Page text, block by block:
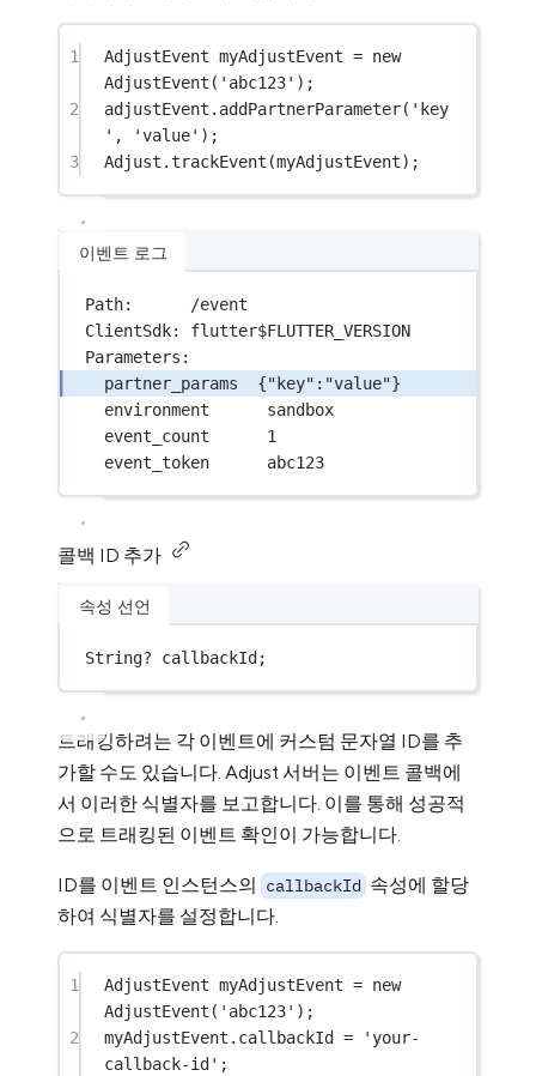
1 AdjustEvent myAdjustEvent = new
AdjustEvent ( 'abc123' );
2
adjustEvent. addPartnerParameter( 'key
' , 'value' );
3
Adjust .trackEvent (myAdjustEvent);
이벤트 로그
Path:      /event
ClientSdk: flutter$FLUTTER_VERSION
Parameters:
partner_params  {"key":"value"}
environment      sandbox
event_count      1
event_token      abc123
콜백 ID 추가
속성 선언
String? callbackId;
트래킹하려는 각 이벤트에 커스텀 문자열 ID를 추
가할 수도 있습니다. Adjust 서버는 이벤트 콜백에
서 이러한 식별자를 보고합니다. 이를 통해 성공적
으로 트래킹된 이벤트 확인이 가능합니다.
ID를 이벤트 인스턴스의 callbackId 속성에 할당
하여 식별자를 설정합니다.
1 AdjustEvent myAdjustEvent = new
AdjustEvent ( 'abc123' );
2
myAdjustEvent.callbackId =
'your-
callback-id' ;